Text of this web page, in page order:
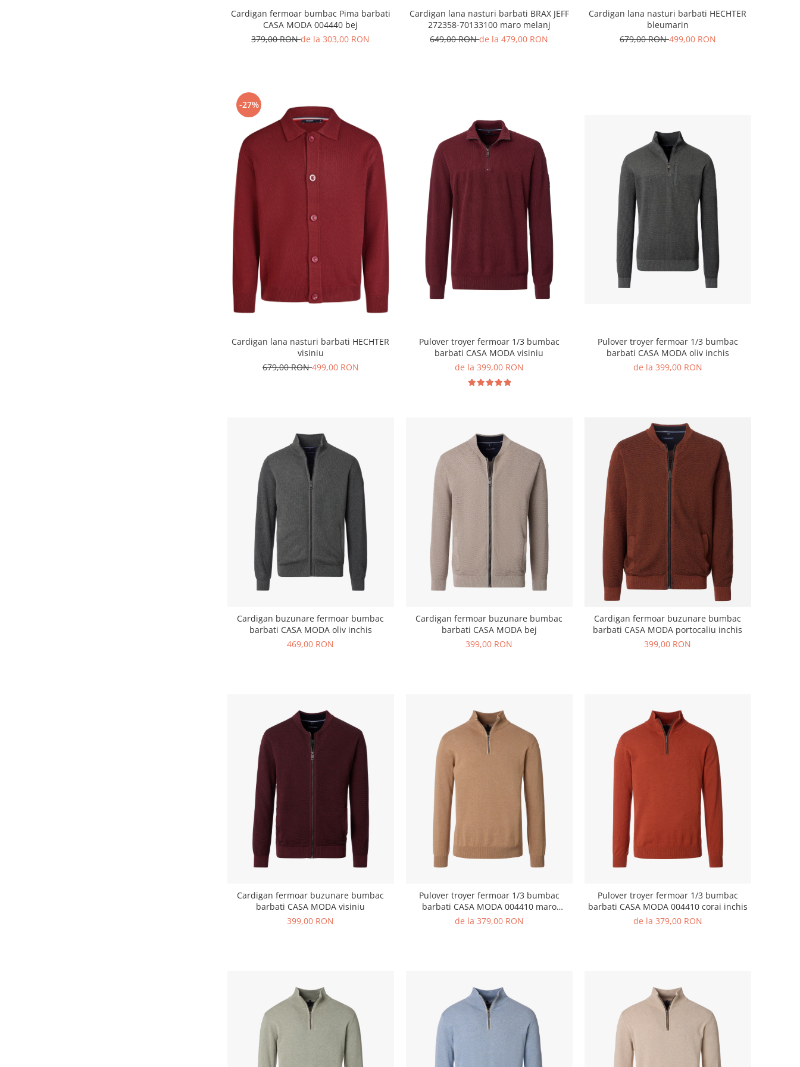
Cardigan fermoar bumbac Pima barbati
CASA MODA 004440 bej
379,00 RONde la 303,00 RON
Cardigan lana nasturi barbati BRAX JEFF
272358-70133100 maro melanj
649,00 RONde la 479,00 RON
Cardigan lana nasturi barbati HECHTER
bleumarin
679,00 RON499,00 RON
-27%
Cardigan lana nasturi barbati HECHTER
visiniu
679,00 RON499,00 RON
Pulover troyer fermoar 1/3 bumbac
barbati CASA MODA visiniu
de la 399,00 RON
Pulover troyer fermoar 1/3 bumbac
barbati CASA MODA oliv inchis
de la 399,00 RON
Cardigan buzunare fermoar bumbac
barbati CASA MODA oliv inchis
469,00 RON
Cardigan fermoar buzunare bumbac
barbati CASA MODA bej
399,00 RON
Cardigan fermoar buzunare bumbac
barbati CASA MODA portocaliu inchis
399,00 RON
Cardigan fermoar buzunare bumbac
barbati CASA MODA visiniu
399,00 RON
Pulover troyer fermoar 1/3 bumbac
barbati CASA MODA 004410 maro
deschis
de la 379,00 RON
Pulover troyer fermoar 1/3 bumbac
barbati CASA MODA 004410 corai inchis
de la 379,00 RON